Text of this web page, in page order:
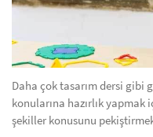
Daha çok tasarım dersi gibi
konularına hazırlık
şekiller konusunu